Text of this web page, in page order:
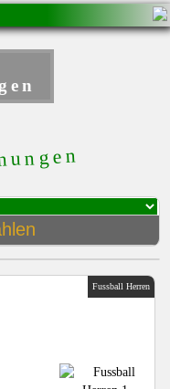
Fussball Herren